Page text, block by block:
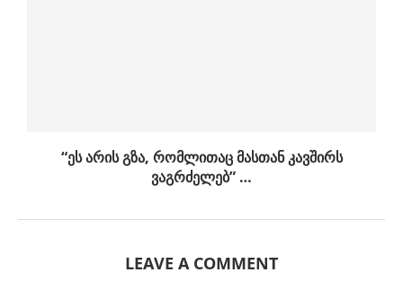
“ეს არის გზა, რომლითაც მასთან კავშირს
ვაგრძელებ” …
LEAVE A COMMENT